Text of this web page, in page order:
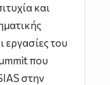
και
εργασίες του
που
στην